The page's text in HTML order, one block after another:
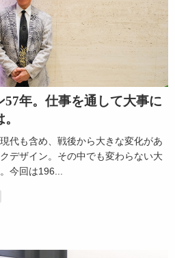
年。仕事を通して大事に
代も含め、戦後から大きな変化があ
デザイン。その中でも変わらない大
今回は196...